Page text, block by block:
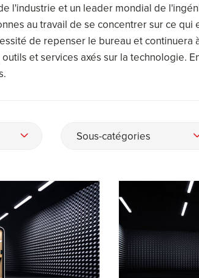
l'industrie et un leader mondial de
au travail de se concentrer sur ce
de repenser le bureau et
et services axés sur la technologie.
Sous-catégories